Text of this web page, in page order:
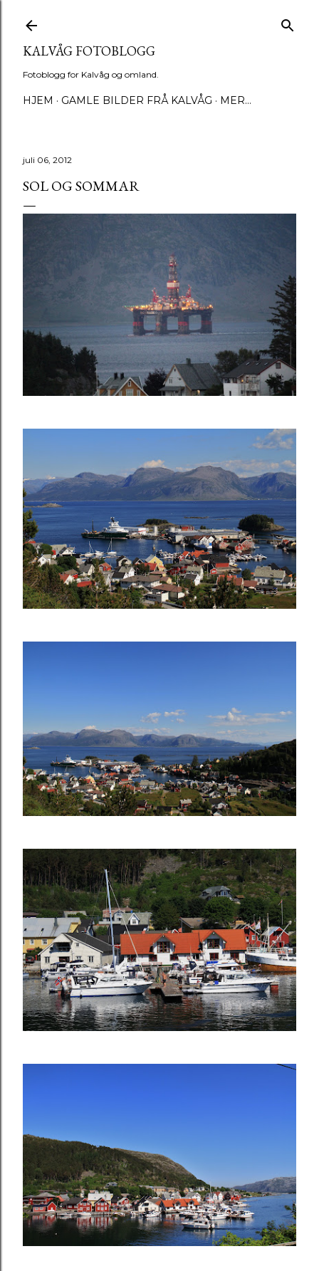
KALVÅG FOTOBLOGG
Fotoblogg for Kalvåg og omland.
HJEM GAMLE BILDER FRÅ KALVÅG MER…
juli 06, 2012
SOL OG SOMMAR